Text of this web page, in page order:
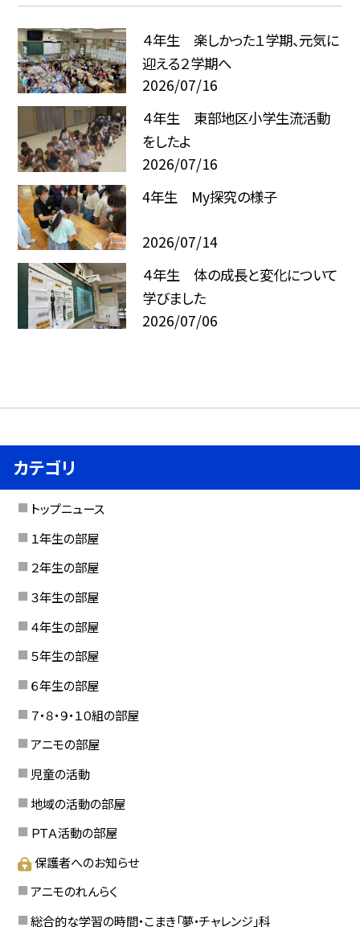
４年生 楽しかった１学期、元気に
迎える２学期へ
2026/07/16
４年生 東部地区小学生流活動
をしたよ
2026/07/16
4年生 My探究の様子
2026/07/14
４年生 体の成長と変化について
学びました
2026/07/06
カテゴリ
トップニュース
１年生の部屋
２年生の部屋
３年生の部屋
４年生の部屋
５年生の部屋
６年生の部屋
７・８・９・１０組の部屋
アニモの部屋
児童の活動
地域の活動の部屋
ＰＴＡ活動の部屋
保護者へのお知らせ
アニモのれんらく
総合的な学習の時間・こまき「夢・チャレンジ」科